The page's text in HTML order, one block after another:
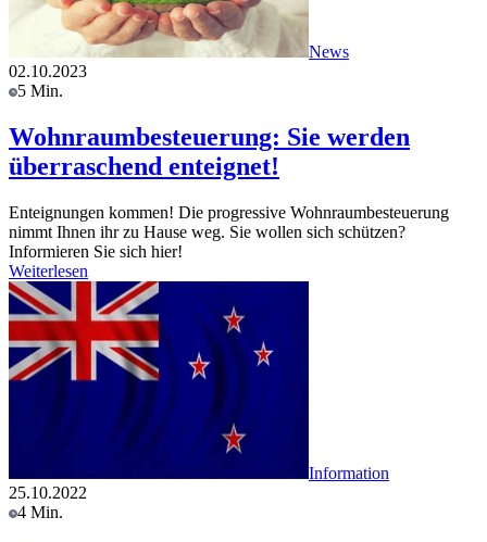
News
02.10.2023
5 Min.
Wohnraumbesteuerung: Sie werden
überraschend enteignet!
Enteignungen kommen! Die progressive Wohnraumbesteuerung
nimmt Ihnen ihr zu Hause weg. Sie wollen sich schützen?
Informieren Sie sich hier!
Weiterlesen
Information
25.10.2022
4 Min.